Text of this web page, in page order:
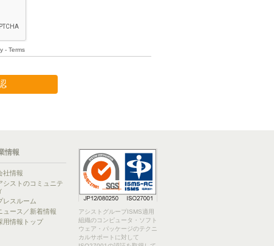
情報
社情報
シストのコミュニテ
レスルーム
ュース／新着情報
用情報トップ
アシストグループISMS適用
組織のコンピュータ・ソフト
ウェア・パッケージのテクニ
カルサポートに対して